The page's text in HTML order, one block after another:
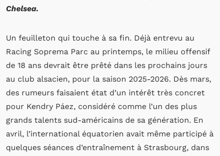
Chelsea.
Un feuilleton qui touche à sa fin. Déjà entrevu au
Racing Soprema Parc au printemps, le milieu offensif
de 18 ans devrait être prêté dans les prochains jours
au club alsacien, pour la saison 2025-2026. Dès mars,
des rumeurs faisaient état d’un intérêt très concret
pour Kendry Páez, considéré comme l’un des plus
grands talents sud-américains de sa génération. En
avril, l’international équatorien avait même participé à
quelques séances d’entraînement à Strasbourg, dans